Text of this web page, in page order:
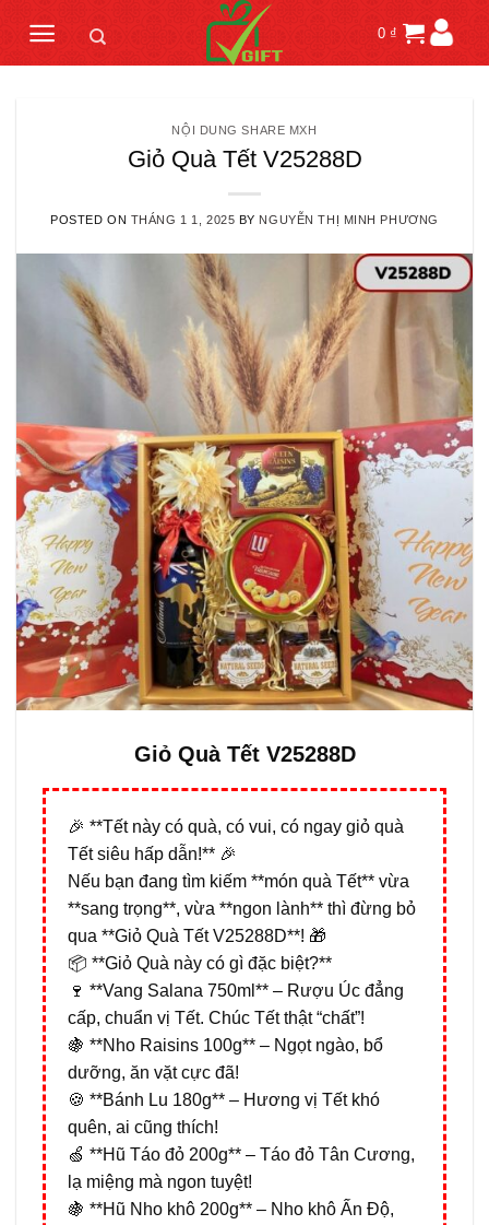
content
0 ₫
NỘI DUNG SHARE MXH
Giỏ Quà Tết V25288D
POSTED ON THÁNG 1 1, 2025 BY NGUYỄN THỊ MINH PHƯƠNG
Giỏ Quà Tết V25288D
🎉 **Tết này có quà, có vui, có ngay giỏ quà
Tết siêu hấp dẫn!** 🎉
Nếu bạn đang tìm kiếm **món quà Tết** vừa
**sang trọng**, vừa **ngon lành** thì đừng bỏ
qua **Giỏ Quà Tết V25288D**! 🎁
📦 **Giỏ Quà này có gì đặc biệt?**
🍷 **Vang Salana 750ml** – Rượu Úc đẳng
cấp, chuẩn vị Tết. Chúc Tết thật “chất”!
🍇 **Nho Raisins 100g** – Ngọt ngào, bổ
dưỡng, ăn vặt cực đã!
🍪 **Bánh Lu 180g** – Hương vị Tết khó
quên, ai cũng thích!
🍏 **Hũ Táo đỏ 200g** – Táo đỏ Tân Cương,
lạ miệng mà ngon tuyệt!
🍇 **Hũ Nho khô 200g** – Nho khô Ấn Độ,